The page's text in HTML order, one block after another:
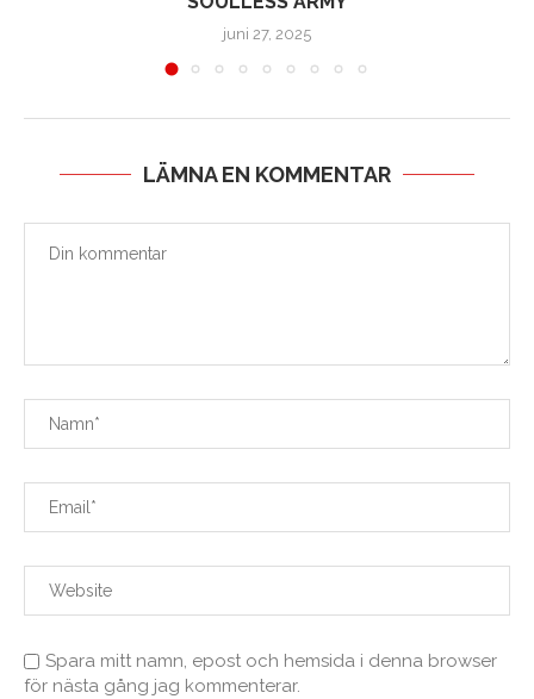
juni 27, 2025
LÄMNA EN KOMMENTAR
Spara mitt namn, epost och hemsida i denna browser
för nästa gång jag kommenterar.